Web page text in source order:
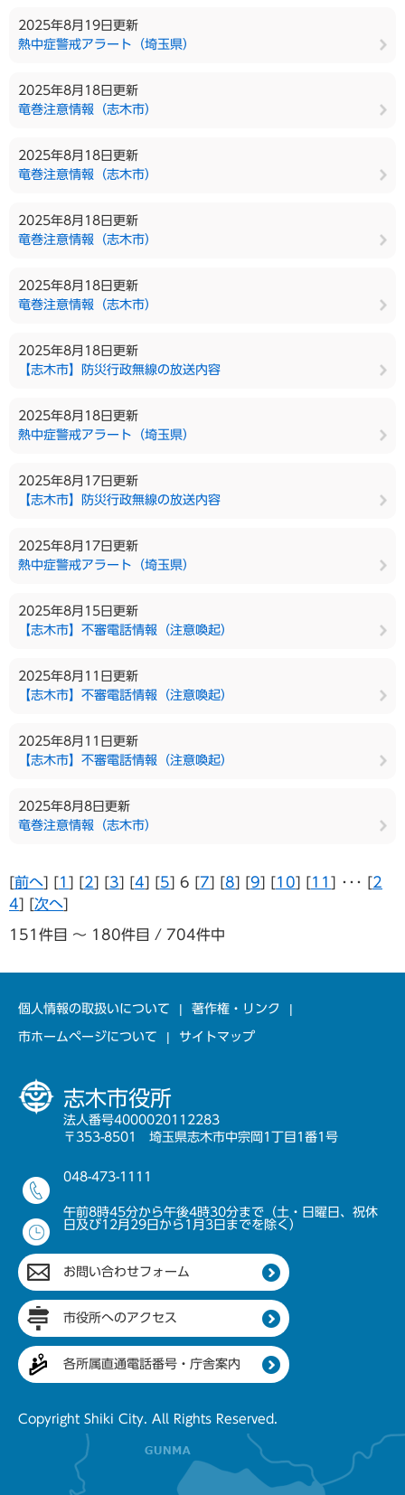
2025年8月19日更新
熱中症警戒アラート（埼玉県）
2025年8月18日更新
竜巻注意情報（志木市）
2025年8月18日更新
竜巻注意情報（志木市）
2025年8月18日更新
竜巻注意情報（志木市）
2025年8月18日更新
竜巻注意情報（志木市）
2025年8月18日更新
【志木市】防災行政無線の放送内容
2025年8月18日更新
熱中症警戒アラート（埼玉県）
2025年8月17日更新
【志木市】防災行政無線の放送内容
2025年8月17日更新
熱中症警戒アラート（埼玉県）
2025年8月15日更新
【志木市】不審電話情報（注意喚起）
2025年8月11日更新
【志木市】不審電話情報（注意喚起）
2025年8月11日更新
【志木市】不審電話情報（注意喚起）
2025年8月8日更新
竜巻注意情報（志木市）
[前へ] [1 ] [2] [3] [4] [5] 6 [7] [8] [9] [10] [11 ] ･･･ [2
4] [次へ]
151件目 ～ 180件目 / 704件中
個人情報の取扱いについて 著作権・リンク
市ホームページについて サイトマップ
志木市役所
法人番号4000020112283
〒353-8501 埼玉県志木市中宗岡1丁目1番1号
048-473-1111
午前8時45分から午後4時30分まで（土・日曜日、祝休
日及び12月29日から1月3日までを除く）
お問い合わせフォーム
市役所へのアクセス
各所属直通電話番号・庁舎案内
Copyright Shiki City. All Rights Reserved.